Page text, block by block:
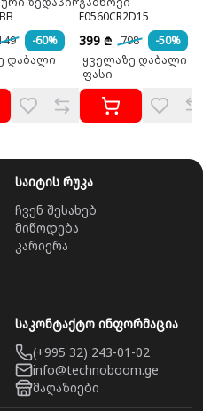
-60%
დაბალი
F0560CR2D15
399 ₾ 798
-50%
ყველაზე დაბალი
ფასი
საიტის რუკა
ჩვენ შესახებ
მიწოდება
კარიერა
საკონტაქტო ინფორმაცია
(+995 32) 243-01-02
info@technoboom.ge
მაღაზიები